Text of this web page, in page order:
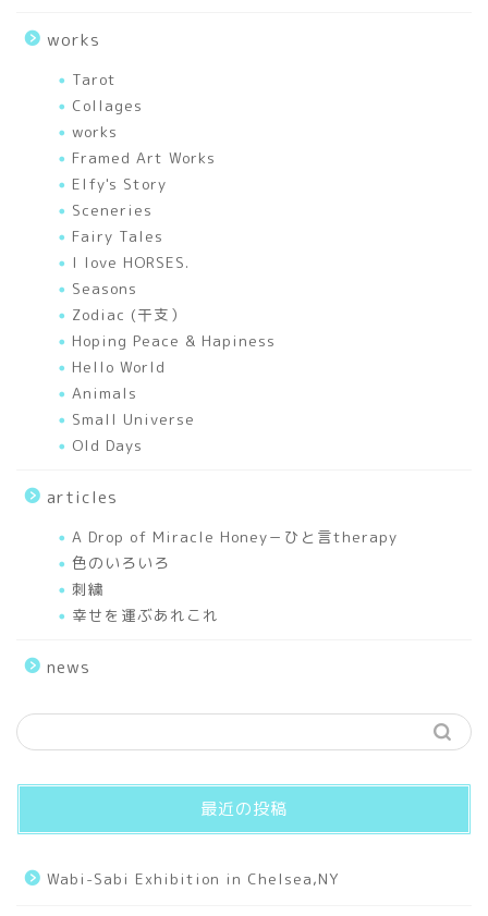
works
Tarot
Collages
works
Framed Art Works
Elfy's Story
Sceneries
Fairy Tales
I love HORSES.
Seasons
Zodiac (干支）
Hoping Peace & Hapiness
Hello World
Animals
Small Universe
Old Days
articles
A Drop of Miracle Honey－ひと言therapy
色のいろいろ
刺繍
幸せを運ぶあれこれ
news
最近の投稿
Wabi-Sabi Exhibition in Chelsea,NYOld Days